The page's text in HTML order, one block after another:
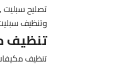
تصليح
وتنظيف
تنظيف
تنظيف